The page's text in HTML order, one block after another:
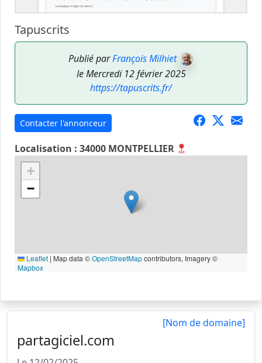
Tapuscrits
Publié parFrançois Milhiet
le Mercredi 12 février 2025
https://tapuscrits.fr/
Contacter l'annonceur
Localisation : 34000 MONTPELLIER
+
−
Leaflet | Map data ©OpenStreetMapcontributors, Imagery ©
Mapbox
[Nom de domaine]
partagiciel.com